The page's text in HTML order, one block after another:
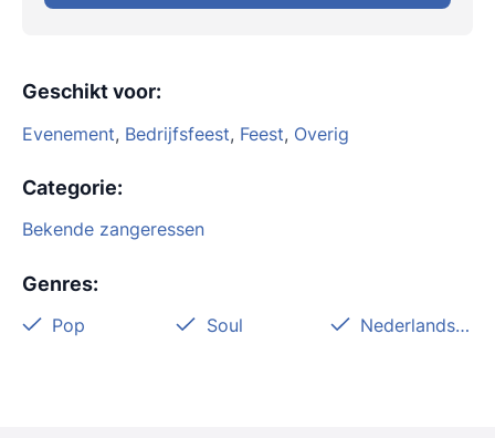
Geschikt voor:
Evenement, Bedrijfsfeest, Feest, Overig
Categorie:
Bekende zangeressen
Genres:
Pop Soul Nederlandstalig